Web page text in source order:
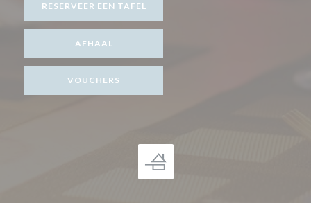
RESERVEER EEN TAFEL
AFHAAL
VOUCHERS